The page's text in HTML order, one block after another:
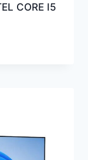
CORE I5